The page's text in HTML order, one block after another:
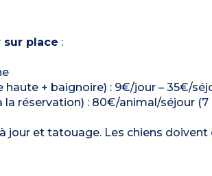
place :
+ baignoire) : 9€/jour – 35€/
la réservation) : 80€/animal/séjour
jour et tatouage. Les chiens